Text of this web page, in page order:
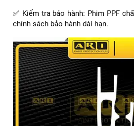
✅ Kiểm tra bảo hành: Phim PPF
chính sách bảo hành dài hạn.